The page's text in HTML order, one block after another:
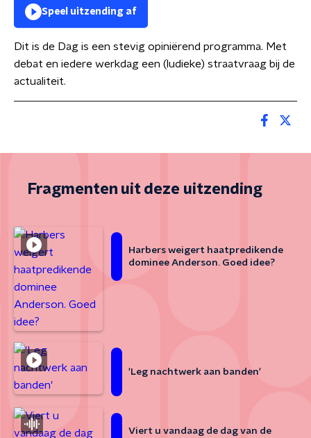
Speel uitzending af
Dit is de Dag is een stevig opiniërend programma. Met
debat en iedere werkdag een (ludieke) straatvraag bij de
actualiteit.
Fragmenten uit deze uitzending
Harbers weigert haatpredikende
dominee Anderson. Goed idee?
'Leg nachtwerk aan banden'
Viert u vandaag de dag van de